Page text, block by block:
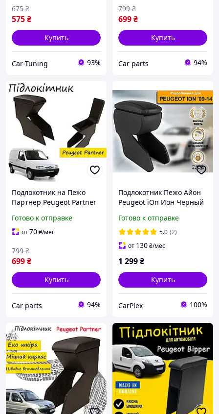
575₴
675 ₴
Купить
Car-Tuning 93%
699₴
799 ₴
Купить
Сar parts 94%
Подлокотник на Пежо
Партнер Peugeot Partner
черный
Готово к отправке
от70₴/мес
699₴
799 ₴
Купить
Сar parts 94%
Подлокотник Пежо Айон
Peugeot iOn Ион Черный
Готово к отправке
5.0 (2)
от 130₴/мес
1 299₴
Купить
CarPlex 100%